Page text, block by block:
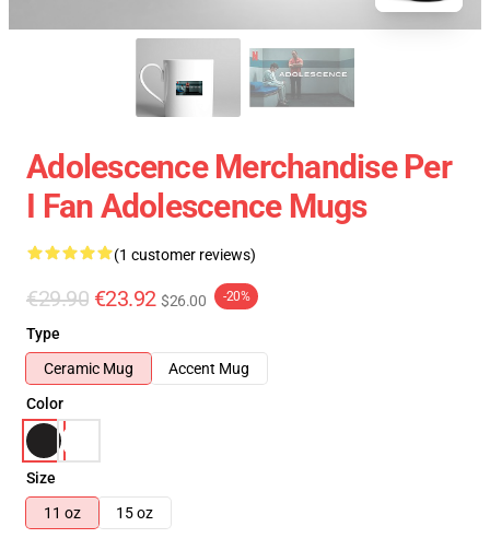
Adolescence Merchandise Per
I Fan Adolescence Mugs
(1 customer reviews)
€29.90 €23.92 $26.00 -20%
Type
Ceramic Mug
Accent Mug
Color
Size
11 oz
15 oz